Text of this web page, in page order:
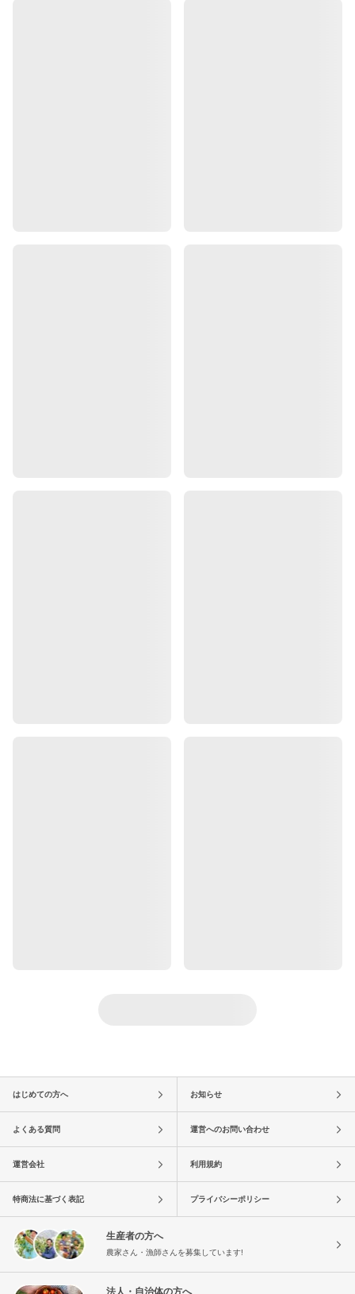
はじめての方へ お知らせ
よくある質問 運営へのお問い合わせ
運営会社 利用規約
特商法に基づく表記 プライバシーポリシー
生産者の方へ
農家さん・漁師さんを募集しています!
法人・自治体の方へ